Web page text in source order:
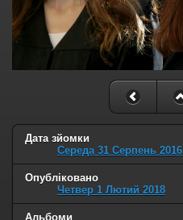
Дата зйомки
Середа 31 Серпень 2016
Опубліковано
Четвер 1 Лютий 2018
Альбоми